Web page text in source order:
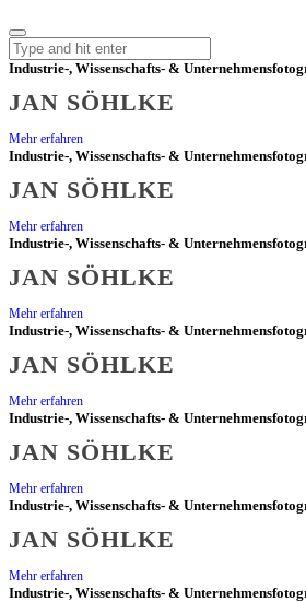
JAN
SÖHLKE
–
INDUSTRIE-
UND
FÜR
Industrie-, Wissenschafts- &
JAN SÖHLKE
Mehr erfahren
Industrie-, Wissenschafts- &
JAN SÖHLKE
Mehr erfahren
Industrie-, Wissenschafts- &
JAN SÖHLKE
Mehr erfahren
Industrie-, Wissenschafts- &
JAN SÖHLKE
Mehr erfahren
Industrie-, Wissenschafts- &
JAN SÖHLKE
Mehr erfahren
Industrie-, Wissenschafts- &
JAN SÖHLKE
Mehr erfahren
Industrie-, Wissenschafts- &